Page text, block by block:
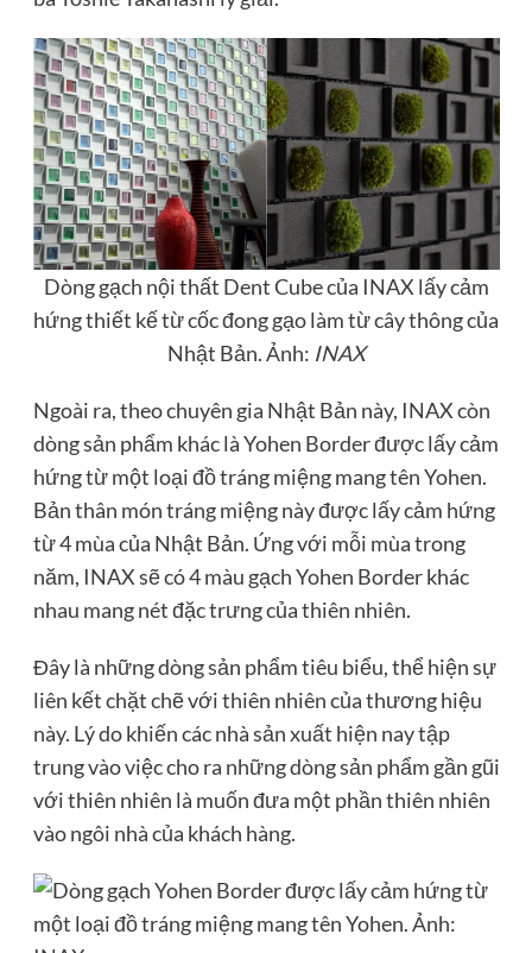
Dòng gạch nội thất Dent Cube của INAX lấy cảm
hứng thiết kế từ cốc đong gạo làm từ cây thông của
Nhật Bản. Ảnh: INAX
Ngoài ra, theo chuyên gia Nhật Bản này, INAX còn
dòng sản phẩm khác là Yohen Border được lấy cảm
hứng từ một loại đồ tráng miệng mang tên Yohen.
Bản thân món tráng miệng này được lấy cảm hứng
từ 4 mùa của Nhật Bản. Ứng với mỗi mùa trong
năm, INAX sẽ có 4 màu gạch Yohen Border khác
nhau mang nét đặc trưng của thiên nhiên.
Đây là những dòng sản phẩm tiêu biểu, thể hiện sự
liên kết chặt chẽ với thiên nhiên của thương hiệu
này. Lý do khiến các nhà sản xuất hiện nay tập
trung vào việc cho ra những dòng sản phẩm gần gũi
với thiên nhiên là muốn đưa một phần thiên nhiên
vào ngôi nhà của khách hàng.